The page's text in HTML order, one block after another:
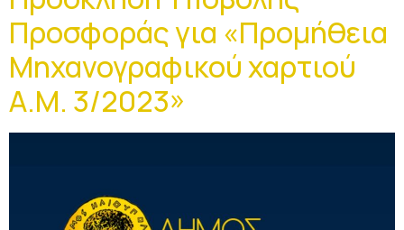
Προσφοράς για «Προμήθεια
Μηχανογραφικού χαρτιού
Α.Μ. 3/2023»